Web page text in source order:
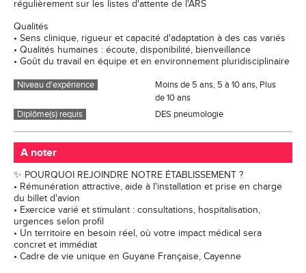
régulièrement sur les listes d'attente de l'ARS
Qualités
• Sens clinique, rigueur et capacité d'adaptation à des cas variés
• Qualités humaines : écoute, disponibilité, bienveillance
• Goût du travail en équipe et en environnement pluridisciplinaire
Niveau d'expérience
Moins de 5 ans, 5 à 10 ans, Plus
de 10 ans
Diplôme(s) requis
DES pneumologie
A noter
✨ POURQUOI REJOINDRE NOTRE ÉTABLISSEMENT ?
• Rémunération attractive, aide à l'installation et prise en charge
du billet d'avion
• Exercice varié et stimulant : consultations, hospitalisation,
urgences selon profil
• Un territoire en besoin réel, où votre impact médical sera
concret et immédiat
• Cadre de vie unique en Guyane Française, Cayenne